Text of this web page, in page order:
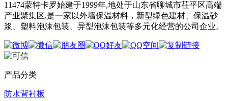
11474蒙特卡罗始建于1999年,地处于山东省聊城市茌平区高端
产业聚集区,是一家以外墙保温材料，新型绿色建材、保温砂
浆、塑料泡沫包装、异型泡沫包装等多元化经营的公司企业。
产品分类
防水背衬板